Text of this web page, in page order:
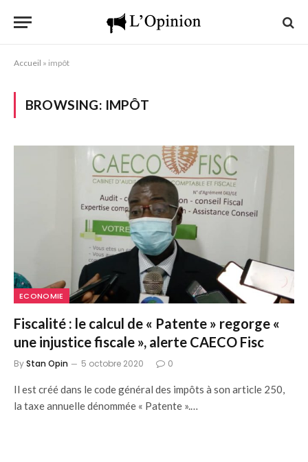
Accueil » impôt
BROWSING: IMPÔT
ECONOMIE
Fiscalité : le calcul de « Patente » regorge «
une injustice fiscale », alerte CAECO Fisc
ByStan Opin 5 octobre 2020 0
Il est créé dans le code général des impôts à son article 250,
la taxe annuelle dénommée « Patente ».…